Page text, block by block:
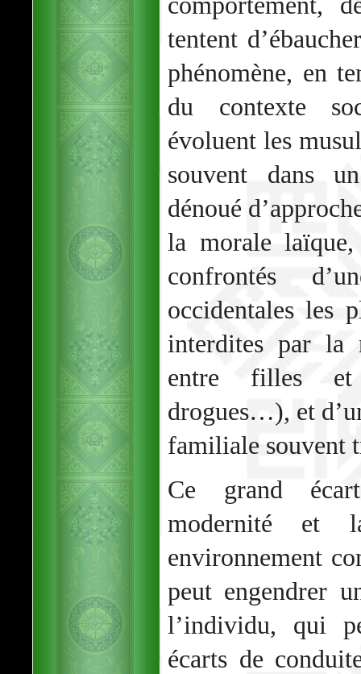
tentent
phénomène, en
du contexte
évoluent les
souvent dans
dénoué
la morale
confrontés
occidentales les
interdites par la
entre filles et
drogues…), et
familiale souvent
Ce grand
modernité et
environnement
peut engendrer
l’individu, qui
écarts de